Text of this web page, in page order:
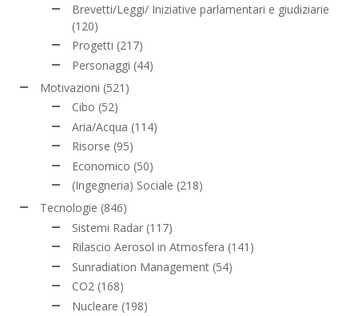
Brevetti/Leggi/ Iniziative parlamentari e giudiziarie
(120)
Progetti (217)
Personaggi (44)
Motivazioni (521)
Cibo (52)
Aria/Acqua (114)
Risorse (95)
Economico (50)
(Ingegneria) Sociale (218)
Tecnologie (846)
Sistemi Radar (117)
Rilascio Aerosol in Atmosfera (141)
Sunradiation Management (54)
CO2 (168)
Nucleare (198)